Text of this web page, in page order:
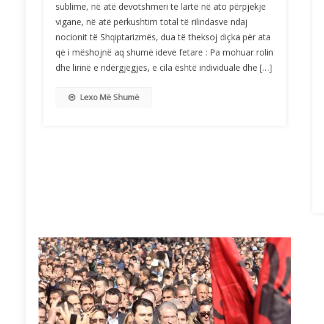
sublime, në atë devotshmeri të lartë në ato përpjekje
vigane, në atë përkushtim total të rilindasve ndaj
nocionit të Shqiptarizmës, dua të theksoj diçka për ata
që i mëshojnë aq shumë ideve fetare : Pa mohuar rolin
dhe lirinë e ndërgjegjes, e cila është individuale dhe […]
Lexo Më Shumë